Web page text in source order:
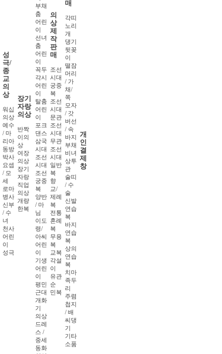
성
극/
종
교
의
상
워십
의상
예수
/ 마
리아
동방
박사
요셉
/ 모
세
로마
병사
신부
/ 수
녀
천사
어린
이
성극
장기
자랑
의상
반짝
이의
상
여장
의상
장기
자랑
직업
의상
개량
한복
부채
춤
어린
이
선녀
춤
어린
이
꼭두
각시
어린
이
탈춤
어린
이
포크
댄스
삼국
시대
조선
시대
조선
궁중
복
양반
/ 마
님
이도
령/
아씨
어린
이
기생
어린
이
평민
근대
개화
기
의상
드레
스 /
중세
동화
의
상
제
작
판
매
조선
시대
궁중
복
조선
시대
문관
조선
시대
무관
조선
시대
일반
복
향
교/
제례
복
전통
혼례
복
무용
복
교복
각설
이
유관
순
민복
매
각띠
노리
개
댕기
뒷꽂
이
떨잠
머리
/ 가
채/
쪽
모자
/ 갓
버선
/ 속
바지
부채
비녀
상투
관
술띠
/ 수
술
신발
연습
복
바지
연습
복
상의
연습
복
치마
족두
리
주렴
첩지
/ 배
씨댕
기
기타
소품
개
인
결
제
창